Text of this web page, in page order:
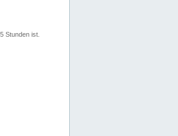
Stunden ist.